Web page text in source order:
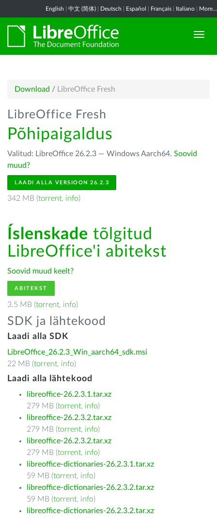
English 中文 (简体) Deutsch Español Français Italiano More...
Download / LibreOffice Fresh
LibreOffice Fresh
Põhipaigaldus
Valitud: LibreOffice 26.2.3 — Windows Aarch64. Soovid
muud?
LAADI ALLA VERSIOON 26.2.3
342 MB (torrent, info)
Íslenskade tõlgitud
LibreOffice'i abitekst
Soovid muud keelt?
ABITEKST
3.5 MB (torrent, info)
SDK ja lähtekood
Laadi alla SDK
LibreOffice_26.2.3_Win_aarch64_sdk.msi
22 MB (torrent, info)
Laadi alla lähtekood
libreoffice-26.2.3.1.tar.xz
279 MB (torrent, info)
libreoffice-26.2.3.2.tar.xz
279 MB (torrent, info)
libreoffice-26.2.3.2.tar.xz
279 MB (torrent, info)
libreoffice-dictionaries-26.2.3.1.tar.xz
59 MB (torrent, info)
libreoffice-dictionaries-26.2.3.2.tar.xz
59 MB (torrent, info)
libreoffice-dictionaries-26.2.3.2.tar.xz